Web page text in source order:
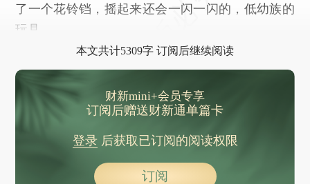
了一个花铃铛，摇起来还会一闪一闪的，低幼族的
玩具。
本文共计5309字 订阅后继续阅读
财新mini+会员专享
订阅后赠送财新通单篇卡
登录后获取已订阅的阅读权限
订阅